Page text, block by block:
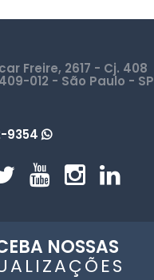
Freire, 2617 - Cj. 408
012 - São Paulo - SP
9354
NOSSAS